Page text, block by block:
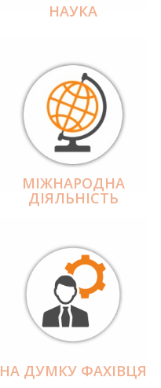
НАУКА
МІЖНАРОДНА
ДІЯЛЬНІCТЬ
НА ДУМКУ ФАХІВЦЯ